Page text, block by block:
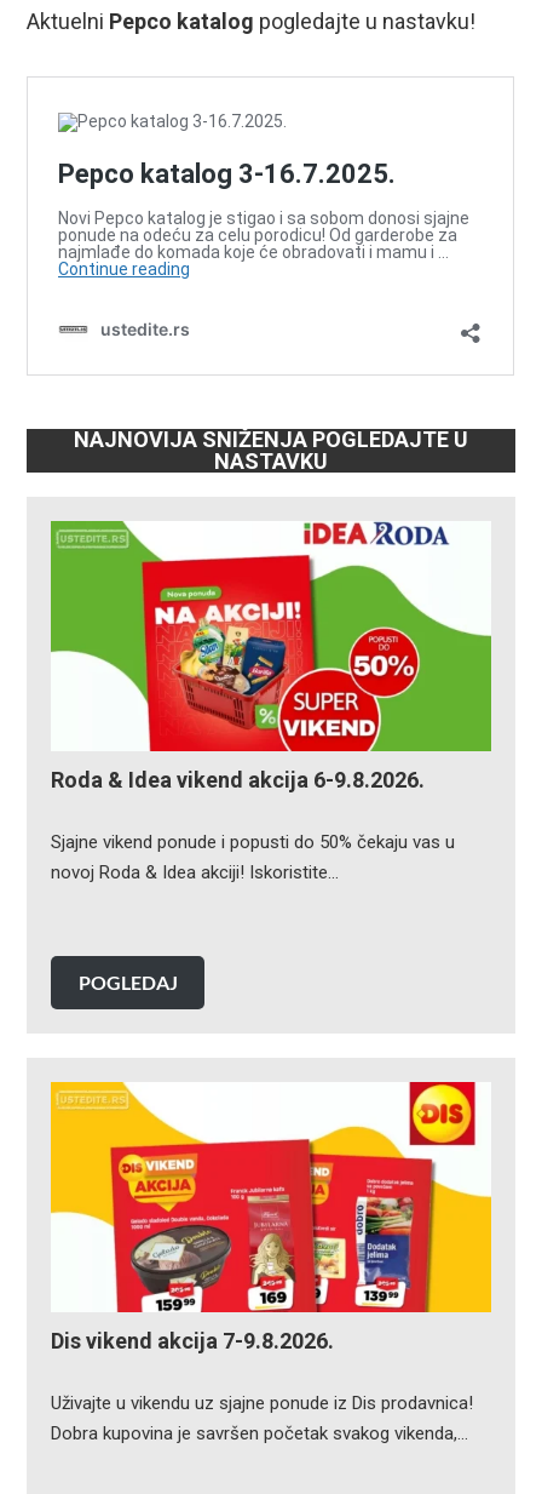
Aktuelni Pepco katalog pogledajte u nastavku!
NAJNOVIJA SNIŽENJA POGLEDAJTE U
NASTAVKU
Roda & Idea vikend akcija 6-9.8.2026.
Sjajne vikend ponude i popusti do 50% čekaju vas u
novoj Roda & Idea akciji! Iskoristite…
POGLEDAJ
Dis vikend akcija 7-9.8.2026.
Uživajte u vikendu uz sjajne ponude iz Dis prodavnica!
Dobra kupovina je savršen početak svakog vikenda,…